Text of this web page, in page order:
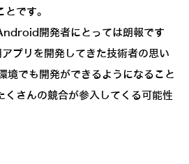
です。
開発者にとっては朗報です
プリを開発してきた技術者の思い
でも開発ができるようになること
くさんの競合が参入してくる可能性